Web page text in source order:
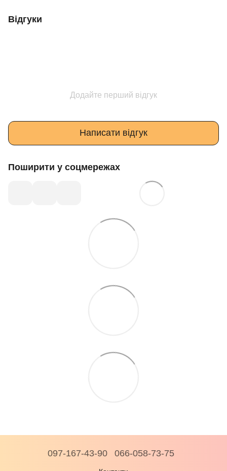
Відгуки
Додайте перший відгук
Написати відгук
Поширити у соцмережах
097-167-43-90 066-058-73-75